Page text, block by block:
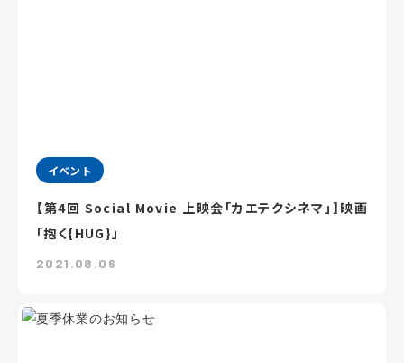
イベント
【第4回 Social Movie 上映会「カエテクシネマ」】映画
「抱く{HUG}」
2021.08.06